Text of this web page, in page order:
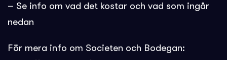
– Se info om vad det kostar och vad som ingår
nedan
För mera info om Societen och Bodegan: